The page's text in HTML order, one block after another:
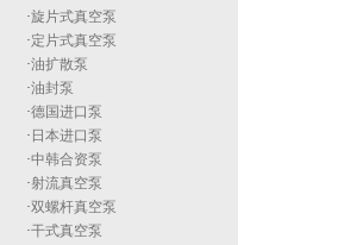
·旋片式真空泵
·定片式真空泵
·油扩散泵
·油封泵
·德国进口泵
· 日本进口泵
·中韩合资泵
·射流真空泵
·双螺杆真空泵
·干式真空泵